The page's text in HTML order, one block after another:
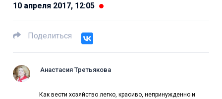
10 апреля 2017, 12:05
Поделиться
Анастасия Третьякова
Как вести хозяйство легко, красиво, непринужденно и